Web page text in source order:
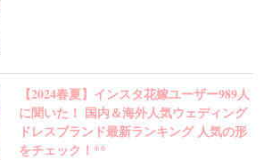
【2024春夏】インスタ花嫁ユーザー989人
に聞いた！ 国内＆海外人気ウェディング
ドレスブランド最新ランキング 人気の形
をチェック！**